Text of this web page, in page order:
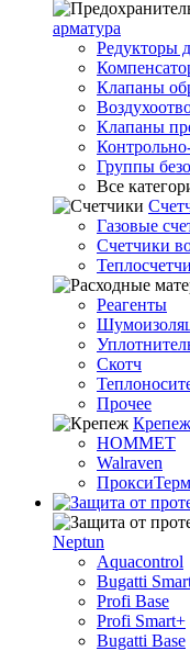
арматура
Редукторы
Клапаны
Клапаны
Группы
Все
Газовые
Счетчики
Реагенты
Скотч
Прочее
Крепеж
HOMMET
Walraven
ПроксиТерм
Neptun
Aquacontrol
Bugatti
Profi Base
Profi Smart+
Bugatti Base